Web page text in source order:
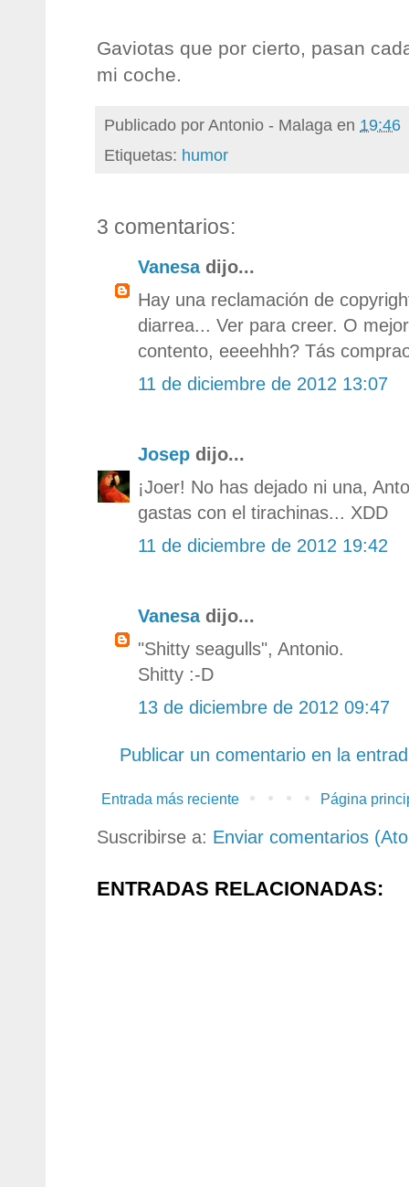
Gaviotas que por cierto, pasan
mi coche.
Publicado porAntonio - Malaga en 19:46
Etiquetas: humor
3 comentarios:
Vanesadijo...
Hay una reclamación de
diarrea... Ver para creer. O
contento, eeeehhh? Tás
11 de diciembre de 2012 13:07
Josep dijo...
¡Joer! No has dejado ni una,
gastas con el tirachinas... XDD
11 de diciembre de 2012 19:42
Vanesadijo...
"Shitty seagulls", Antonio.
Shitty :-D
13 de diciembre de 2012 09:47
Publicar un comentario en la
Entrada más reciente Página
Suscribirse a: Enviar comentarios
ENTRADAS RELACIONADAS: